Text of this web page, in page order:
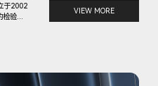
于2002
验...
VIEW MORE